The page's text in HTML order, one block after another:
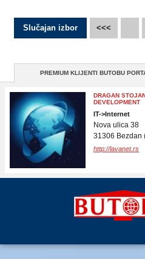
Slučajan izbor <<<
PREMIUM KLIJENTI BUTOBU
odraslih i
Vase
21000
http://